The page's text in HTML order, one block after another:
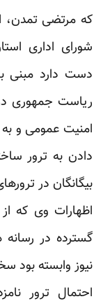
که مرتضی تمدن،
شورای اداری
دست دارد مبنی
ریاست جمهوری
امنیت عمومی و
دادن به ترور
بیگانگان در
اظهارات وی که
گسترده در
‏نیوز وابسته بود
احتمال ترور